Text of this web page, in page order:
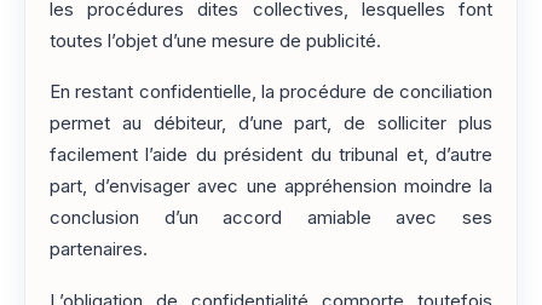
les procédures dites collectives, lesquelles font
toutes l’objet d’une mesure de publicité.
En restant confidentielle, la procédure de conciliation
permet au débiteur, d’une part, de solliciter plus
facilement l’aide du président du tribunal et, d’autre
part, d’envisager avec une appréhension moindre la
conclusion d’un accord amiable avec ses
partenaires.